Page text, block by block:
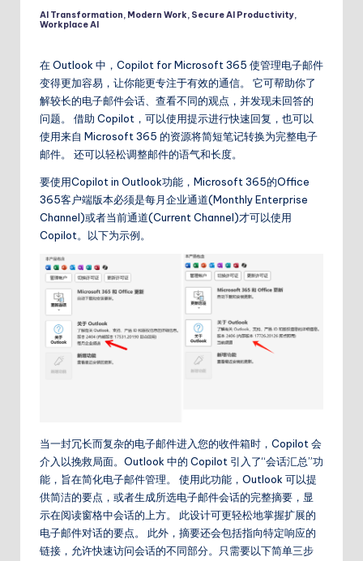
Posted
AI Transformation, Modern Work, Secure AI Productivity,
Workplace AI
在 Outlook 中，Copilot for Microsoft 365 使管理电子邮件
变得更加容易，让你能更专注于有效的通信。 它可帮助你了
解较长的电子邮件会话、查看不同的观点，并发现未回答的
问题。 借助 Copilot，可以使用提示进行快速回复，也可以
使用来自 Microsoft 365 的资源将简短笔记转换为完整电子
邮件。 还可以轻松调整邮件的语气和长度。
要使用Copilot in Outlook功能，Microsoft 365的Office
365客户端版本必须是每月企业通道(Monthly Enterprise
Channel)或者当前通道(Current Channel)才可以使用
Copilot。以下为示例。
当一封冗长而复杂的电子邮件进入您的收件箱时，Copilot 会
介入以挽救局面。Outlook 中的 Copilot 引入了“会话汇总”功
能，旨在简化电子邮件管理。 使用此功能，Outlook 可以提
供简洁的要点，或者生成所选电子邮件会话的完整摘要，显
示在阅读窗格中会话的上方。 此设计可更轻松地掌握扩展的
电子邮件对话的要点。 此外，摘要还会包括指向特定响应的
链接，允许快速访问会话的不同部分。只需要以下简单三步